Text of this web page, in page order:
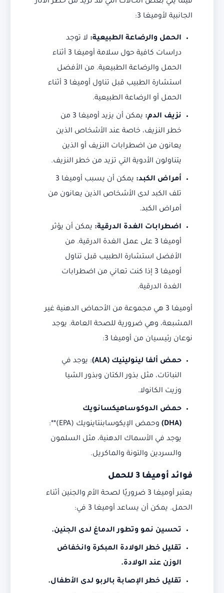
الجانبية لأوميغا 3:
الحمل والرضاعة الطبيعية: لا توجد
دراسات كافية حول سلامة أوميغا 3 أثناء
الحمل والرضاعة الطبيعية. من الأفضل
استشارة الطبيب قبل تناول أوميغا 3 أثناء
الحمل أو الرضاعة الطبيعية.
نزيف الدم:
يمكن أن يزيد أوميغا 3 من
خطر النزيف، خاصة عند الأشخاص الذين
يعانون من اضطرابات النزيف أو الذين
يتناولون الأدوية التي تزيد من خطر النزيف.
أمراض الكبد:
يمكن أن يسبب أوميغا 3
تلف الكبد لدى الأشخاص الذين يعانون من
أمراض الكبد.
اضطرابات الغدة الدرقية: يمكن أن يؤثر
أوميغا 3 على عمل الغدة الدرقية. من
الأفضل استشارة الطبيب قبل تناول
أوميغا 3 إذا كنت تعاني من اضطرابات
الغدة الدرقية.
أوميغا 3 هي مجموعة من الأحماض الدهنية غير
المشبعة، وهي ضرورية للصحة العامة. يوجد
نوعان رئيسيان من أوميغا 3:
حمض ألفا لينولينيك (ALA)
: يوجد في
النباتات، مثل بذور الكتان وبذور الشيا
وزيت الكانولا.
حمض الدوكوساهيكسانويك
(DHA)
وحمض الإيكوسابنتاينويك (EPA)**:
يوجد في الأسماك الدهنية، مثل السلمون
والسردين والتونة والماكريل.
فوائد أوميغا 3 للحمل
يعتبر أوميغا 3 ضروريًا لصحة الأم والجنين أثناء
الحمل. يمكن أن يساعد أوميغا 3 في:
تحسين نمو وتطور الدماغ لدى الجنين.
تقليل خطر الولادة المبكرة وانخفاض
الوزن عند الولادة.
تقليل خطر الإصابة بالربو لدى الأطفال.